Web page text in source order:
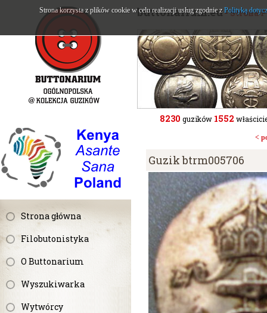
Strona główna
Filobutonistyka
O Buttonarium
Wyszukiwarka
Wytwórcy
buttonarium.eu- Strona
8230 guzików 1552
<
Guzik btrm005706
Strona korzysta z plików cookie w celu realizacji usług zgodnie z Polityką